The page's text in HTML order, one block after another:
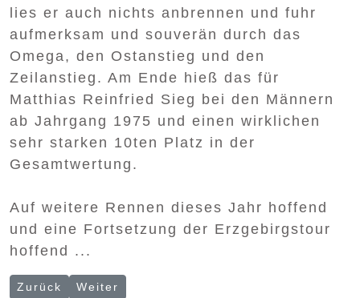
lies er auch nichts anbrennen und fuhr
aufmerksam und souverän durch das
Omega, den Ostanstieg und den
Zeilanstieg. Am Ende hieß das für
Matthias Reinfried Sieg bei den Männern
ab Jahrgang 1975 und einen wirklichen
sehr starken 10ten Platz in der
Gesamtwertung.
Auf weitere Rennen dieses Jahr hoffend
und eine Fortsetzung der Erzgebirgstour
hoffend ...
Vorheriger Beitrag: Knappenman XXL
Zurück Nächster Beitrag: Henrys Ritt beim
Weiter